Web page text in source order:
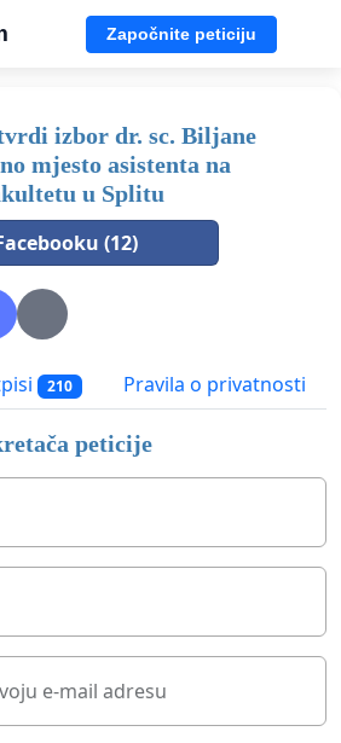
Započnite peticiju
izbor dr. sc. Biljane
mjesto asistenta na
u Splitu
(12)
210 Pravila o privatnosti
peticije
e-mail adresu